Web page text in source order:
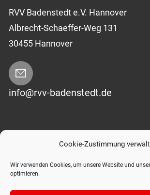
Cookie-Zustimmung
Wir verwenden Cookies, um unsere Website und
optimieren.
RVV Badenstedt e.V. Hannover
Albrecht-Schaeffer-Weg 131
30455 Hannover
info@rvv-badenstedt.de